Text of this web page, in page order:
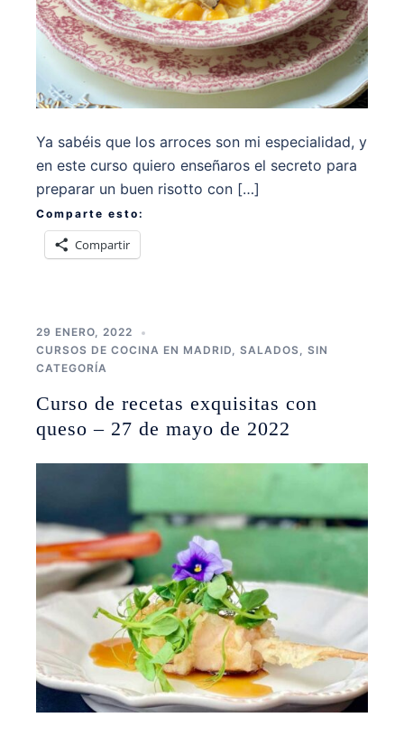
Ya sabéis que los arroces son mi especialidad, y
en este curso quiero enseñaros el secreto para
preparar un buen risotto con […]
Comparte esto:
Compartir
29 ENERO, 2022
CURSOS DE COCINA EN MADRID, SALADOS, SIN
CATEGORÍA
Curso de recetas exquisitas con
queso – 27 de mayo de 2022